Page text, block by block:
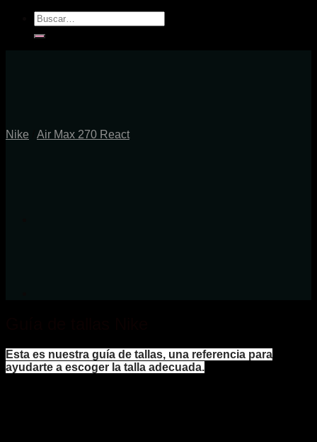
Buscar
por:
Nike Air Max 270 React
Esta es nuestra guía de tallas, una referencia para
ayudarte a escoger la talla adecuada.